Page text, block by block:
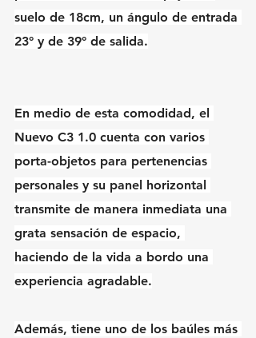
suelo de 18cm, un ángulo de entrada
23° y de 39° de salida.
En medio de esta comodidad, el
Nuevo C3 1.0 cuenta con varios
porta-objetos para pertenencias
personales y su panel horizontal
transmite de manera inmediata una
grata sensación de espacio,
haciendo de la vida a bordo una
experiencia agradable.
Además, tiene uno de los baúles más